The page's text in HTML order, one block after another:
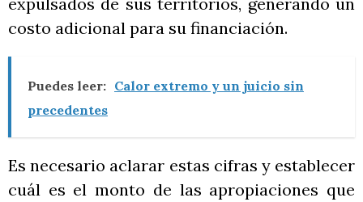
costo adicional para su financiación.
Puedes leer: Calor extremo y un juicio sin
precedentes
Es necesario aclarar estas cifras y establecer
cuál es el monto de las apropiaciones que